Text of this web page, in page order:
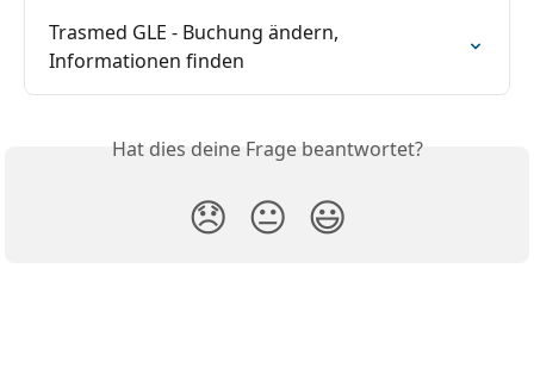
Trasmed GLE - Buchung ändern,
Informationen finden
Hat dies deine Frage beantwortet?
😞 😐 😃